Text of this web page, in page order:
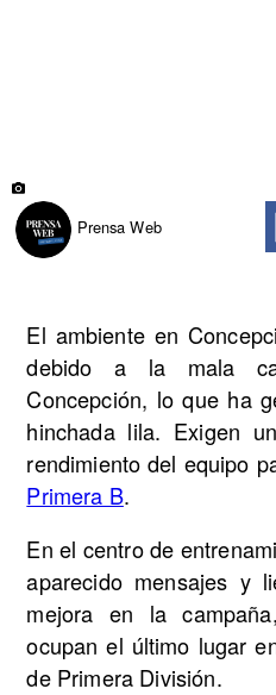
Prensa Web
El ambiente en
debido a la mala
Concepción, lo que ha
hinchada lila. Exigen
rendimiento del equipo
Primera B.
En el centro de
aparecido mensajes y
mejora en la
ocupan el último lugar
de Primera División.